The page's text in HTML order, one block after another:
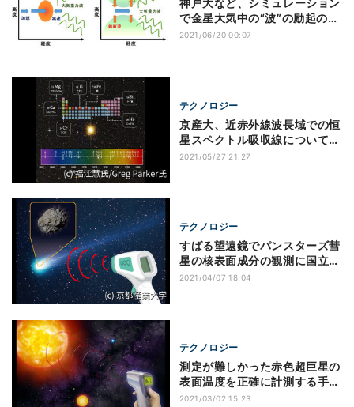
神戸大など、シミュレーション
で金星大気中の“波”の励起の再
現に成功
2021/06/20 00:07
テクノロジー
京産大、近赤外線波長域での恒
星スペクトル吸収線について新
たに191本同定
2021/05/27 21:27
テクノロジー
すばる望遠鏡でパンスターズ彗
星の核表面成分の観測に国立天
文台などが成功
2021/04/07 18:04
テクノロジー
測定が難しかった赤色超巨星の
表面温度を正確に計測する手法
を東大らが確立
2021/03/02 15:23